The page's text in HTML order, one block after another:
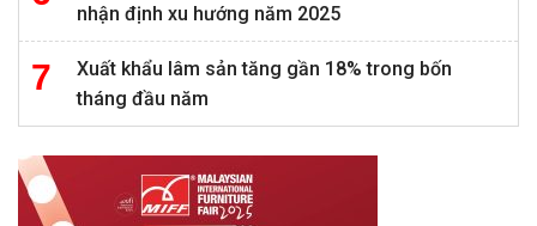
nhận định xu hướng năm 2025
Xuất khẩu lâm sản tăng gần 18% trong bốn
tháng đầu năm